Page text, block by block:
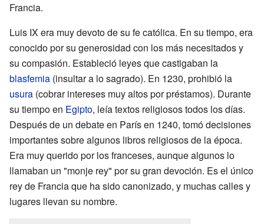
Francia.
Luis IX era muy devoto de su fe católica. En su tiempo, era
conocido por su generosidad con los más necesitados y
su compasión. Estableció leyes que castigaban la
blasfemia (insultar a lo sagrado). En 1230, prohibió la
usura (cobrar intereses muy altos por préstamos). Durante
su tiempo en Egipto, leía textos religiosos todos los días.
Después de un debate en París en 1240, tomó decisiones
importantes sobre algunos libros religiosos de la época.
Era muy querido por los franceses, aunque algunos lo
llamaban un "monje rey" por su gran devoción. Es el único
rey de Francia que ha sido canonizado, y muchas calles y
lugares llevan su nombre.